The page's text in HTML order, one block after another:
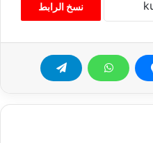
نسخ الرابط